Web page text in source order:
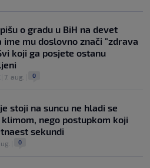
o gradu u BiH na devet
ime mu doslovno znači "zdrava
koji ga posjete ostanu
7. aug. 0
stoji na suncu ne hladi se
nego postupkom koji
sekundi
0